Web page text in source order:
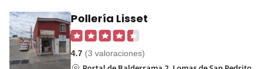
Pollería Lisset
4.7 (3 valoraciones)